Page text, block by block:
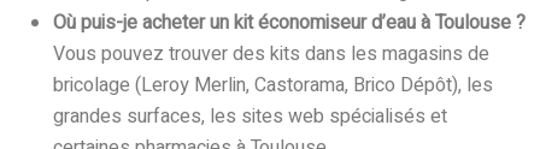
Où puis-je acheter un kit économiseur d’eau à Toulouse ?
Vous pouvez trouver des kits dans les magasins de
bricolage (Leroy Merlin, Castorama, Brico Dépôt), les
grandes surfaces, les sites web spécialisés et